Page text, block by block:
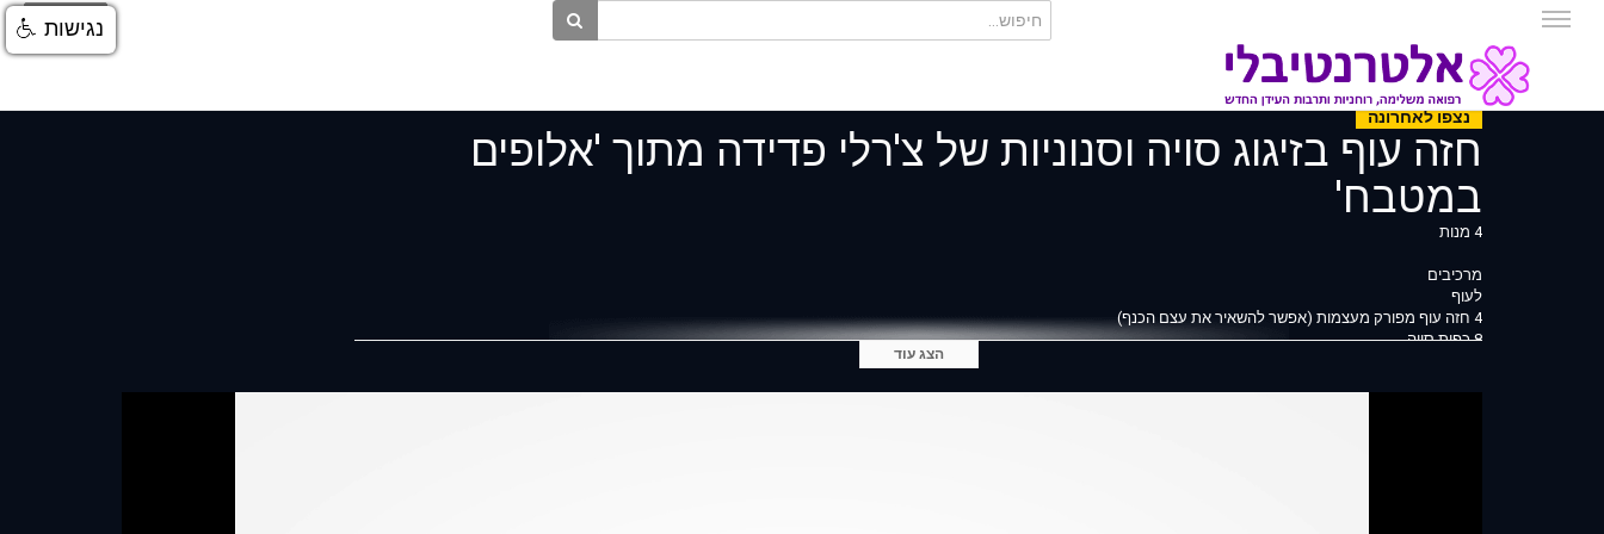
התחברות
נצפו לאחרונה
חזה עוף בזיגוג סויה וסנוניות של צ'רלי פדידה מתוך 'אלופים
במטבח'
4 מנות
מרכיבים
לעוף
4 חזה עוף מפורק מעצמות (אפשר להשאיר את עצם הכנף)
8 כפות סויה
הצג עוד
נגישות